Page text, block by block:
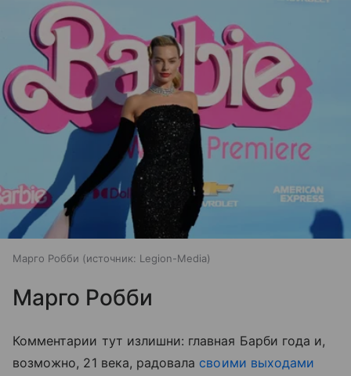
Марго Робби источник: Legion-Media
Марго Робби
Комментарии тут излишни: главная Барби года и,
возможно, 21 века, радовала своими выходами